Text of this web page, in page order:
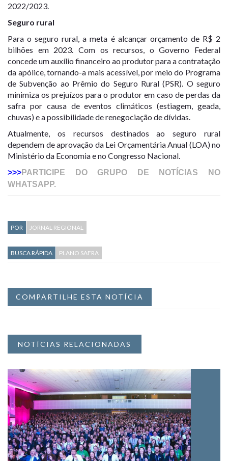
2022/2023.
Seguro rural
Para o seguro rural, a meta é alcançar orçamento de R$ 2
bilhões em 2023. Com os recursos, o Governo Federal
concede um auxílio financeiro ao produtor para a contratação
da apólice, tornando-a mais acessível, por meio do Programa
de Subvenção ao Prêmio do Seguro Rural (PSR). O seguro
minimiza os prejuízos para o produtor em caso de perdas da
safra por causa de eventos climáticos (estiagem, geada,
chuvas) e a possibilidade de renegociação de dívidas.
Atualmente, os recursos destinados ao seguro rural
dependem de aprovação da Lei Orçamentária Anual (LOA) no
Ministério da Economia e no Congresso Nacional.
>>>PARTICIPE DO GRUPO DE NOTÍCIAS NO
WHATSAPP.
POR JORNAL REGIONAL
BUSCA RÁPIDA PLANO SAFRA
COMPARTILHE ESTA NOTÍCIA
NOTÍCIAS RELACIONADAS